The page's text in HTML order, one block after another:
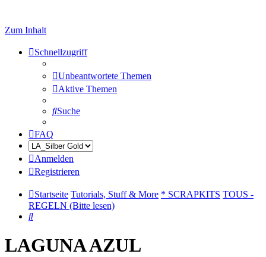
Zum Inhalt
Schnellzugriff
Unbeantwortete Themen
Aktive Themen
Suche
FAQ
Anmelden
Registrieren
Startseite Tutorials, Stuff & More * SCRAPKITS TOUS -
REGELN (Bitte lesen)
Suche
LAGUNA AZUL